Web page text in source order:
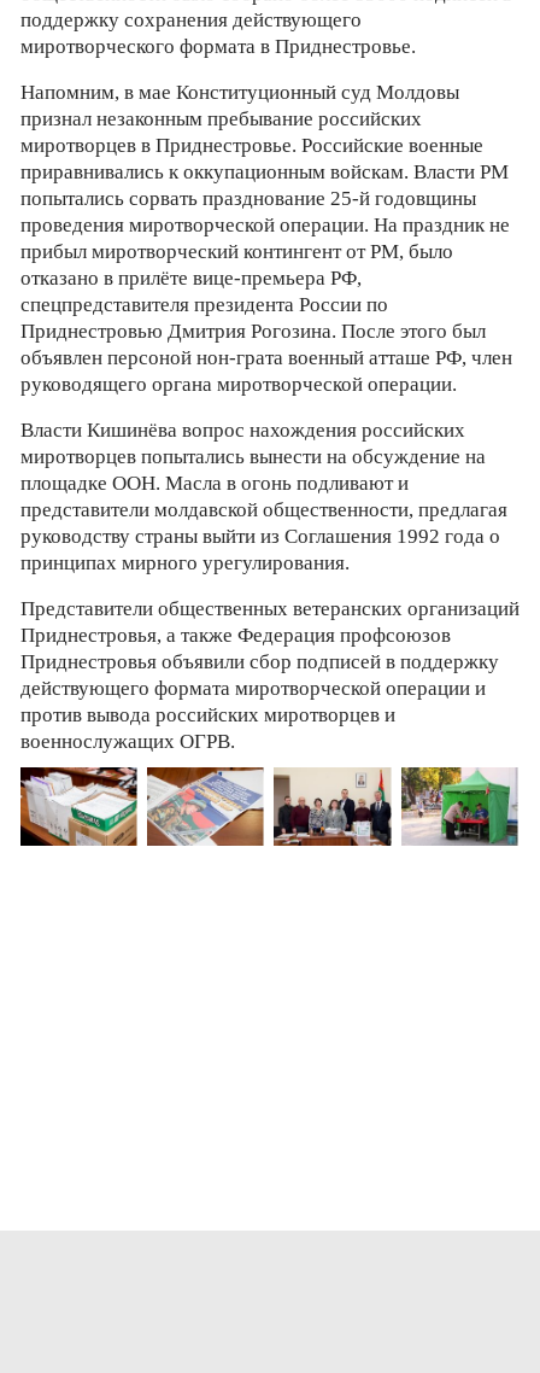
поддержку сохранения действующего
миротворческого формата в Приднестровье.
Напомним, в мае Конституционный суд Молдовы
признал незаконным пребывание российских
миротворцев в Приднестровье. Российские военные
приравнивались к оккупационным войскам. Власти РМ
попытались сорвать празднование 25-й годовщины
проведения миротворческой операции. На праздник не
прибыл миротворческий контингент от РМ, было
отказано в прилёте вице-премьера РФ,
спецпредставителя президента России по
Приднестровью Дмитрия Рогозина. После этого был
объявлен персоной нон-грата военный атташе РФ, член
руководящего органа миротворческой операции.
Власти Кишинёва вопрос нахождения российских
миротворцев попытались вынести на обсуждение на
площадке ООН. Масла в огонь подливают и
представители молдавской общественности, предлагая
руководству страны выйти из Соглашения 1992 года о
принципах мирного урегулирования.
Представители общественных ветеранских организаций
Приднестровья, а также Федерация профсоюзов
Приднестровья объявили сбор подписей в поддержку
действующего формата миротворческой операции и
против вывода российских миротворцев и
военнослужащих ОГРВ.